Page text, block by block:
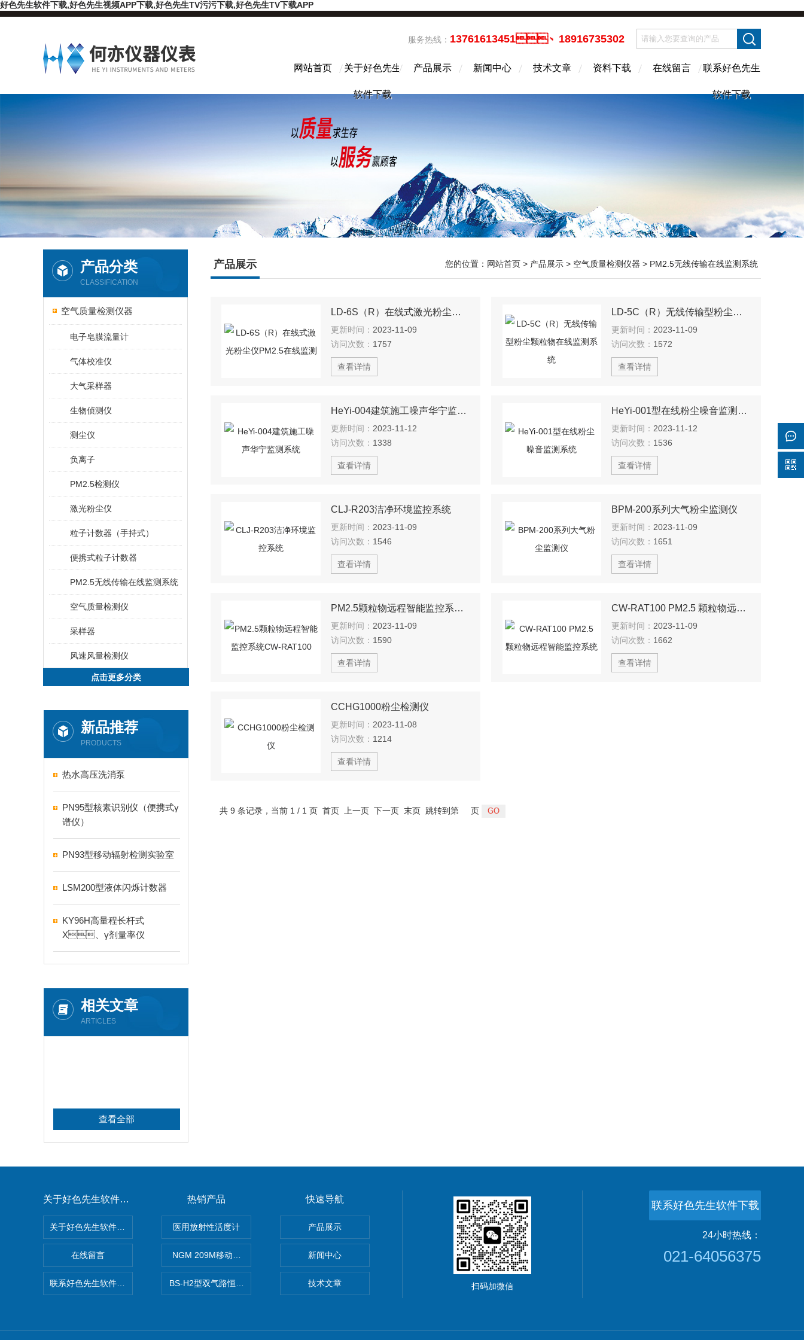
好色先生软件下载,好色先生视频APP下载,好色先生TV污污下载,好色先生TV下载APP
服务热线： 13761613451、18916735302
网站首页 关于好色先生
软件下载
产品展示 新闻中心 技术文章 资料下载 在线留言 联系好色先生
软件下载
产品分类
CLASSIFICATION
空气质量检测仪器
电子皂膜流量计
气体校准仪
大气采样器
生物侦测仪
测尘仪
负离子
PM2.5检测仪
激光粉尘仪
粒子计数器（手持式）
便携式粒子计数器
PM2.5无线传输在线监测系统
空气质量检测仪
采样器
风速风量检测仪
点击更多分类
新品推荐
PRODUCTS
热水高压洗消泵
PN95型核素识别仪（便携式γ
谱仪）
PN93型移动辐射检测实验室
LSM200型液体闪烁计数器
KY96H高量程长杆式
X、γ剂量率仪
相关文章
ARTICLES
查看全部
产品展示 您的位置： 网站首页 > 产品展示 > 空气质量检测仪器 > PM2.5无线传输在线监测系统
LD-6S（R）在线式激光粉尘仪PM2.5在线监测
更新时间： 2023-11-09
访问次数： 1757
查看详情
LD-5C（R）无线传输型粉尘颗粒物在线监测系统
更新时间： 2023-11-09
访问次数： 1572
查看详情
HeYi-004建筑施工噪声华宁监测系统
更新时间： 2023-11-12
访问次数： 1338
查看详情
HeYi-001型在线粉尘噪音监测系统
更新时间： 2023-11-12
访问次数： 1536
查看详情
CLJ-R203洁净环境监控系统
更新时间： 2023-11-09
访问次数： 1546
查看详情
BPM-200系列大气粉尘监测仪
更新时间： 2023-11-09
访问次数： 1651
查看详情
PM2.5颗粒物远程智能监控系统CW-RAT100
更新时间： 2023-11-09
访问次数： 1590
查看详情
CW-RAT100 PM2.5 颗粒物远程智能监控系统
更新时间： 2023-11-09
访问次数： 1662
查看详情
CCHG1000粉尘检测仪
更新时间： 2023-11-08
访问次数： 1214
查看详情
共 9 条记录，当前 1 / 1 页 首页 上一页 下一页 末页 跳转到第 页
关于好色先生软件下载
在线留言
热销产品
医用放射性活度计
NGM 209M移动式惰性气体监测仪 辐射测量仪
BS-H2型双气路恒流大气采样器
快速导航
产品展示
新闻中心
技术文章 扫码加微信
联系好色先生软件下载
24小时热线：
021-64056375